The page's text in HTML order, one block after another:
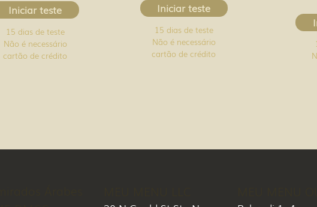
Iniciar teste
15 dias de teste
Não é necessário
cartão de crédito
Iniciar teste
15 dias de teste
Não é necessário
cartão de crédito